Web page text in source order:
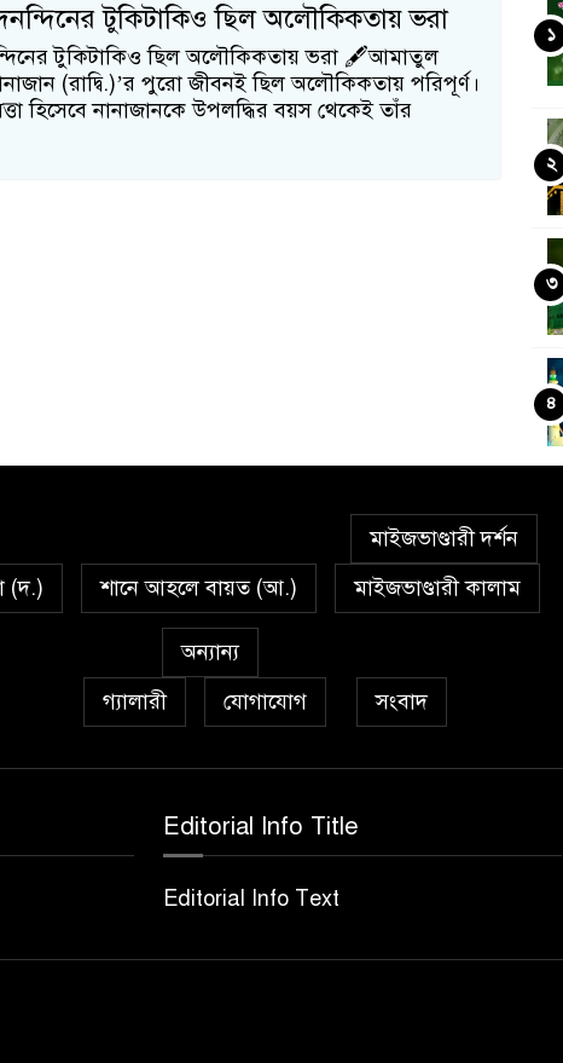
টুকিটাকিও ছিল অলৌকিকতায় ভরা
টুকিটাকিও ছিল অলৌকিকতায় ভরা 🖋️আমাতুল
(রাদ্বি.)’র পুরো জীবনই ছিল অলৌকিকতায় পরিপূর্ণ।
হিসেবে নানাজানকে উপলদ্ধির বয়স থেকেই তাঁর
১
২
৩
৪
৭
(দ.) শানে আহলে বায়ত (আ.)
মাইজভাণ্ডারী দর্শন
মাইজভাণ্ডারী কালাম
অন্যান্য
গ্যালারী
যোগাযোগ সংবাদ
Editorial Info Title
Editorial Info Text